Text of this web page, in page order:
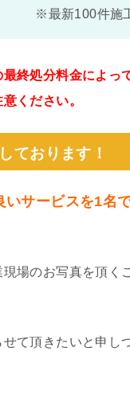
※最新100件施
終処分料金によっ
ください。
ております！
いサービスを1名
場のお写真を頂
て頂きたいと申し